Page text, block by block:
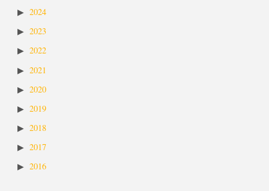
2024
2023
2022
2021
2020
2019
2018
2017
2016